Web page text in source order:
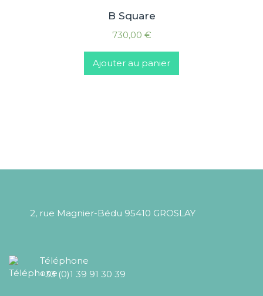
B Square
730,00 €
Ajouter au panier
2, rue Magnier-Bédu 95410 GROSLAY
Téléphone
+33 (0)1 39 91 30 39